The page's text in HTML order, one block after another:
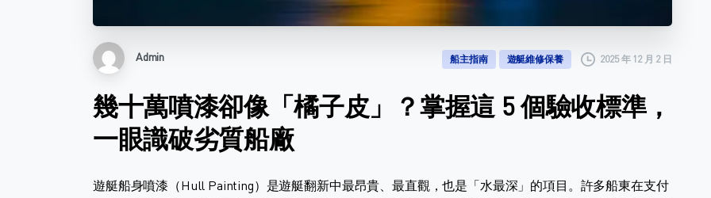
Admin 船主指南 遊艇維修保養 2025 年 12 月 2 日
幾十萬噴漆卻像「橘子皮」？掌握這 5 個驗收標準，
一眼識破劣質船廠
遊艇船身噴漆（Hull Painting）是遊艇翻新中最昂貴、最直觀，也是「水最深」的項目。許多船東在支付